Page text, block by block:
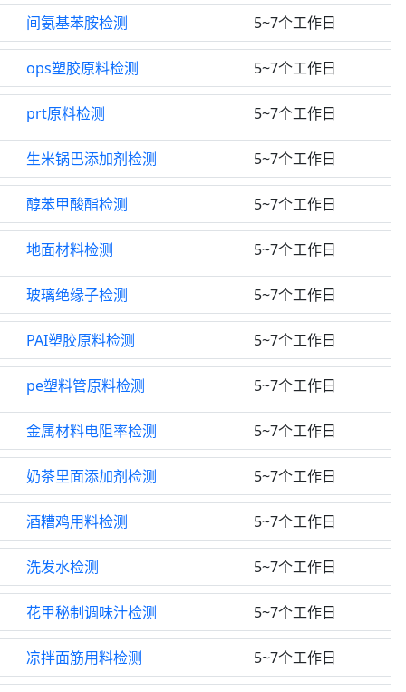
间氨基苯胺检测 5~7个工作日
ops塑胶原料检测 5~7个工作日
prt原料检测 5~7个工作日
生米锅巴添加剂检测 5~7个工作日
醇苯甲酸酯检测 5~7个工作日
地面材料检测 5~7个工作日
玻璃绝缘子检测 5~7个工作日
PAI塑胶原料检测 5~7个工作日
pe塑料管原料检测 5~7个工作日
金属材料电阻率检测 5~7个工作日
奶茶里面添加剂检测 5~7个工作日
酒糟鸡用料检测 5~7个工作日
洗发水检测 5~7个工作日
花甲秘制调味汁检测 5~7个工作日
凉拌面筋用料检测 5~7个工作日